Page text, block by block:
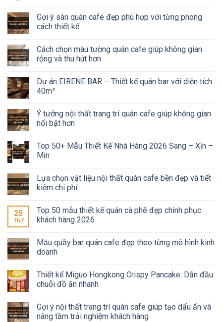
Gợi ý sàn quán cafe đẹp phù hợp với từng phong
cách thiết kế
Cách chọn màu tường quán cafe giúp không gian
rộng và thu hút hơn
Dự án EIRENE BAR – Thiết kế quán bar với diện tích
40m²
Ý tưởng nội thất trang trí quán cafe giúp không gian
nổi bật hơn
Top 50+ Mẫu Thiết Kế Nhà Hàng 2026 Sang – Xịn –
Mịn
Lựa chọn vật liệu nội thất quán cafe bền đẹp và tiết
kiệm chi phí
25
Th7
Top 50 mẫu thiết kế quán cà phê đẹp chinh phục
khách hàng 2026
Mẫu quầy bar quán cafe đẹp theo từng mô hình kinh
doanh
Thiết kế Miguo Hongkong Crispy Pancake: Dẫn đầu
chuỗi đồ ăn nhanh
Gợi ý nội thất trang trí quán cafe giúp tạo dấu ấn và
nâng tầm trải nghiệm khách hàng